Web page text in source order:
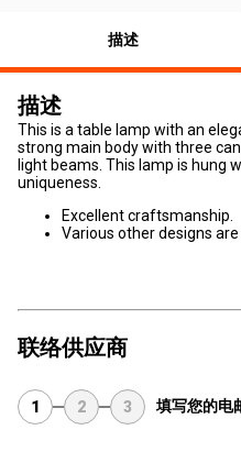
描述
描述
This is a table lamp with an
strong main body with three
light beams. This lamp is hung
uniqueness.
Excellent craftsmanship.
Various other designs are
联络供应商
1 2 3 填写您的电